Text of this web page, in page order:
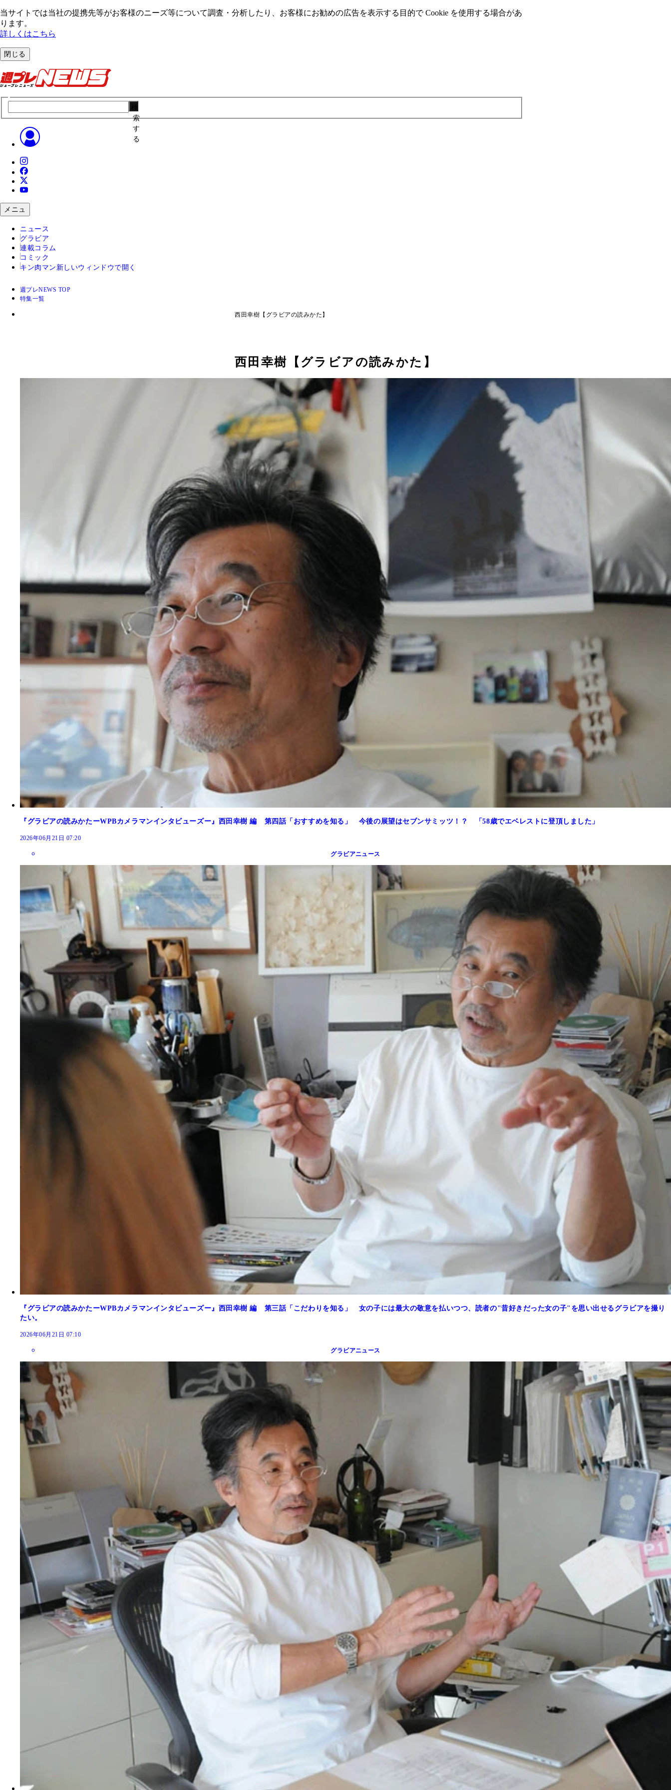
当サイトでは当社の提携先等がお客様のニーズ等について調査・分析したり、お客様にお勧めの広告を表⽰する⽬的で Cookie を使⽤する場合があ
ります。
詳しくはこちら
閉じる
索
す
る
メニュ
ニュース
グラビア
連載コラム
コミック
キン肉マン 新しいウィンドウで開く
週プレNEWS TOP
特集一覧
西田幸樹【グラビアの読みかた】
西田幸樹【グラビアの読みかた】
『グラビアの読みかたーWPBカメラマンインタビューズー』西田幸樹 編 第四話「おすすめを知る」 今後の展望はセブンサミッツ！？ 「58歳でエベレストに登頂しました」
2026年06月21日 07:20
グラビアニュース
『グラビアの読みかたーWPBカメラマンインタビューズー』西田幸樹 編 第三話「こだわりを知る」 女の子には最大の敬意を払いつつ、読者の"昔好きだった女の子"を思い出せるグラビアを撮り
たい。
2026年06月21日 07:10
グラビアニュース